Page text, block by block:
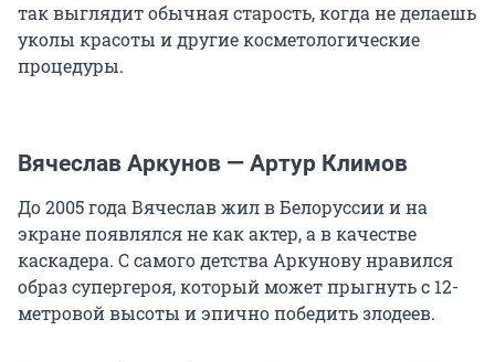
так выглядит обычная старость, когда не делаешь
уколы красоты и другие косметологические
процедуры.
Вячеслав Аркунов — Артур Климов
До 2005 года Вячеслав жил в Белоруссии и на
экране появлялся не как актер, а в качестве
каскадера. С самого детства Аркунову нравился
образ супергероя, который может прыгнуть с 12-
метровой высоты и эпично победить злодеев.